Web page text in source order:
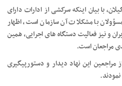
با بیان اینکه سرکشی از ادارات دارای
با مشکلات آن سازمان است، اظهار
و نیز فعالیت دستگاه های اجرایی، همین
مراجعان است.
مراجعین این نهاد دیدار و دستورپیگیری